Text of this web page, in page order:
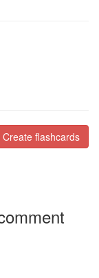
Create flashcards